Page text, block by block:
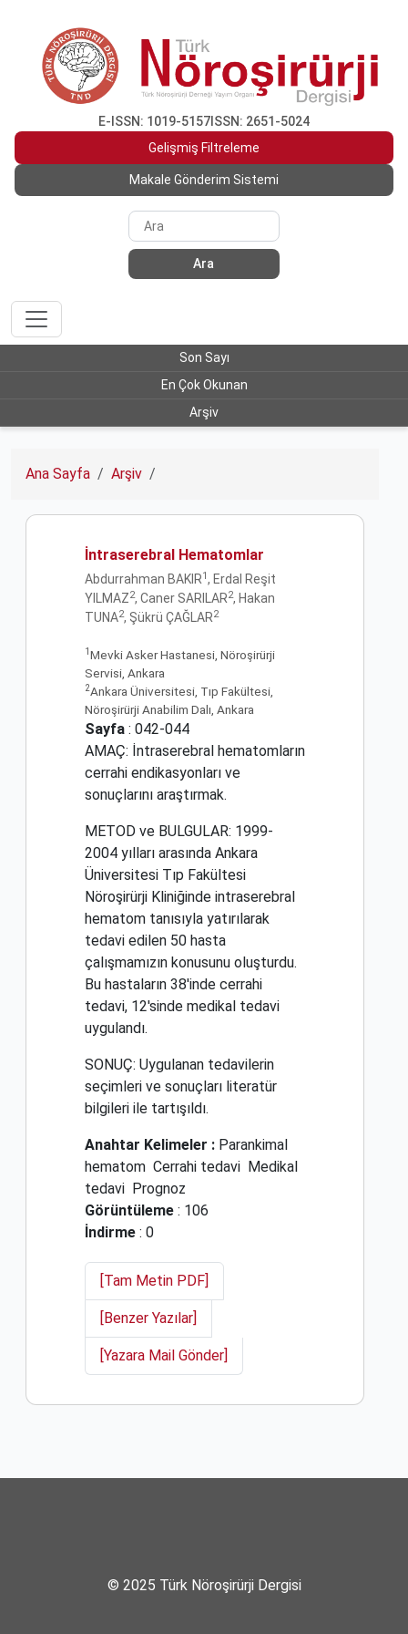
E-ISSN: 1019-5157 ISSN: 2651-5024
Gelişmiş Filtreleme
Makale Gönderim Sistemi
Ara
Son Sayı
En Çok Okunan
Arşiv
Ana Sayfa Arşiv
İntraserebral Hematomlar
Abdurrahman BAKIR1 , Erdal Reşit
YILMAZ2, Caner SARILAR2, Hakan
TUNA2, Şükrü ÇAĞLAR2
1 Mevki Asker Hastanesi, Nöroşirürji
Servisi, Ankara
2Ankara Üniversitesi, Tıp Fakültesi,
Nöroşirürji Anabilim Dalı, Ankara
Sayfa : 042-044
AMAÇ: İntraserebral hematomların
cerrahi endikasyonları ve
sonuçlarını araştırmak.
METOD ve BULGULAR: 1999-
2004 yılları arasında Ankara
Üniversitesi Tıp Fakültesi
Nöroşirürji Kliniğinde intraserebral
hematom tanısıyla yatırılarak
tedavi edilen 50 hasta
çalışmamızın konusunu oluşturdu.
Bu hastaların 38'inde cerrahi
tedavi, 12'sinde medikal tedavi
uygulandı.
SONUÇ: Uygulanan tedavilerin
seçimleri ve sonuçları literatür
bilgileri ile tartışıldı.
Anahtar Kelimeler : Parankimal
hematom Cerrahi tedavi Medikal
tedavi Prognoz
Görüntüleme : 106
İndirme : 0
[Tam Metin PDF]
[Benzer Yazılar]
[Yazara Mail Gönder]
© 2025 Türk Nöroşirürji Dergisi